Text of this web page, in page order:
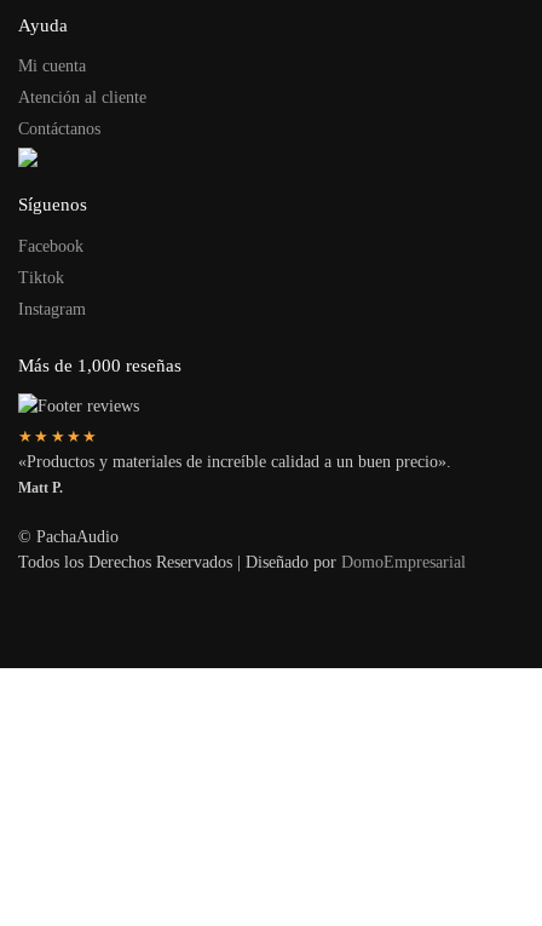
Ayuda
Mi cuenta
Atención al cliente
Contáctanos
Síguenos
Facebook
Tiktok
Instagram
Más de 1,000 reseñas
★★★★★
«Productos y materiales de increíble calidad a un buen precio».
Matt P.
© PachaAudio
Todos los Derechos Reservados | Diseñado por DomoEmpresarial